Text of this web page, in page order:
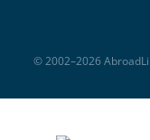
© 2002–2026